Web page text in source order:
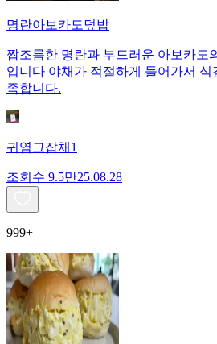
명란아보카도덮밥
짭조름한 명란과 부드러운 아보카도
입니다 야채가 적절하게 들어가서
족합니다.
귀염그잡채1
조회수 9.5만25.08.28
999+